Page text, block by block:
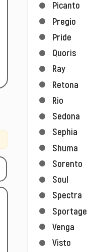
Picanto
Pregio
Pride
Quoris
Ray
Retona
Rio
Sedona
Sephia
Shuma
Sorento
Soul
Spectra
Sportage
Venga
Visto